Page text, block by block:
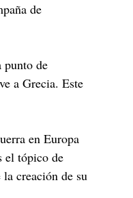
de
punto de
a Grecia. Este
en Europa
el tópico de
creación de su